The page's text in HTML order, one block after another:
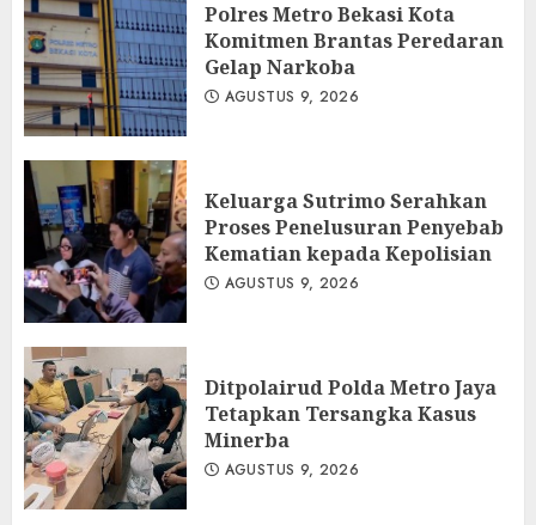
Polres Metro Bekasi Kota
Komitmen Brantas Peredaran
Gelap Narkoba
AGUSTUS 9, 2026
Keluarga Sutrimo Serahkan
Proses Penelusuran Penyebab
Kematian kepada Kepolisian
AGUSTUS 9, 2026
Ditpolairud Polda Metro Jaya
Tetapkan Tersangka Kasus
Minerba
AGUSTUS 9, 2026